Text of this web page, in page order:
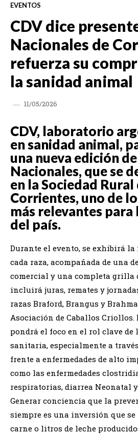
EVENTOS
CDV dice
Nacionales de
refuerza su
la sanidad animal
11/05/2026
CDV, laboratorio
en sanidad animal,
una nueva edición
Nacionales, que se
en la Sociedad Rural
Corrientes, uno de
más relevantes para
del país.
Durante el evento, se exhibirá la
cada raza, acompañada de una
comercial y una completa grilla
incluirá juras, remates y
razas Braford, Brangus y
Asociación de Caballos Criollos.
pondrá el foco en el rol clave de
sanitaria, especialmente a
frente a enfermedades de alto
como las enfermedades
respiratorias, diarrea Neonatal
Generar conciencia que la
siempre es una inversión que
carne o litros de leche